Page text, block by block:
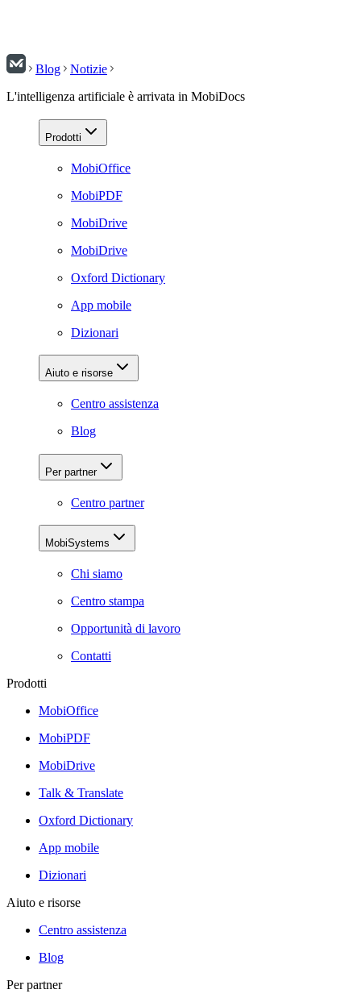
Blog
Notizie
L'intelligenza artificiale è arrivata in MobiDocs
Prodotti
MobiOffice
MobiPDF
MobiDrive
MobiDrive
Oxford Dictionary
App mobile
Dizionari
Aiuto e risorse
Centro assistenza
Blog
Per partner
Centro partner
MobiSystems
Chi siamo
Centro stampa
Opportunità di lavoro
Contatti
Prodotti
MobiOffice
MobiPDF
MobiDrive
Talk & Translate
Oxford Dictionary
App mobile
Dizionari
Aiuto e risorse
Centro assistenza
Blog
Per partner